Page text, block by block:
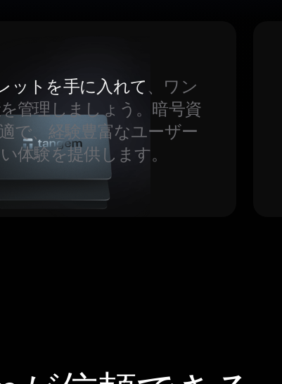
ットを手に入れて、ワン
管理しましょう。暗号資
で、経験豊富なユーザー
体験を提供します。